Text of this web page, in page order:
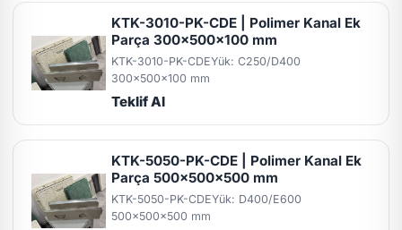
KTK-3010-PK-CDE | Polimer Kanal Ek
Parça 300x500x100 mm
KTK-3010-PK-CDEYük: C250/D400
300x500x100 mm
Teklif Al
KTK-5050-PK-CDE | Polimer Kanal Ek
Parça 500x500x500 mm
KTK-5050-PK-CDEYük: D400/E600
500x500x500 mm